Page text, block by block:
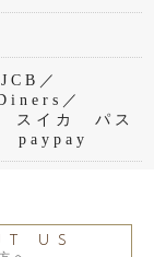
／
／
スイカ パス
paypay
US